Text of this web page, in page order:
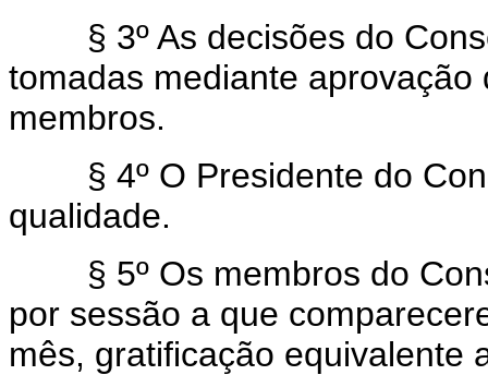
§ 3º As decisões do
tomadas mediante
membros.
§ 4º O Presidente do
qualidade.
§ 5º Os membros do
por sessão a que
mês, gratificação equivalente